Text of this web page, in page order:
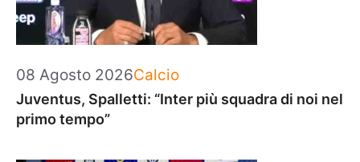
08 Agosto 2026Categorie
Calcio
Juventus, Spalletti: “Inter più squadra di noi nel
primo tempo”